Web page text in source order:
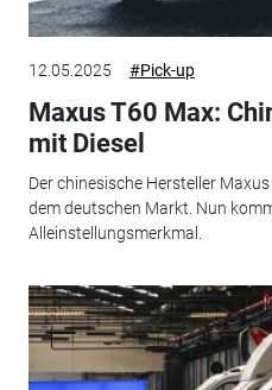
12.05.2025 #Pick-up
Maxus T60 Max:
mit Diesel
Der chinesische Hersteller
dem deutschen Markt. Nun
Alleinstellungsmerkmal.